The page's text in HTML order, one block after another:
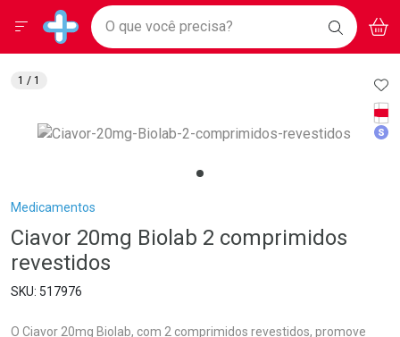
Drogarias Pacheco
Baixe nosso APP e aproveite Ofertas Exclusivas!
BAIXE
O APP
Ir direto para a home
pela página
Ir direto para o conteúdo
Ir direto para a busca
Ir direto para a conta
Ir direto para a notificações
Ir direto para o carrinho
Faça a sua busca
O que você precisa? BUSCAR
Menu
Breadcrumb
Medicamentos
Ciavor 20mg Biolab 2 comprimidos
revestidos
517976
O Ciavor 20mg Biolab, com 2 comprimidos revestidos, promove
1 / 1